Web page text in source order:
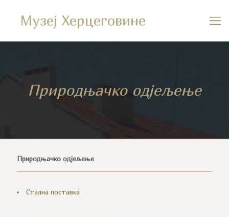
Музеј Херцеговине
Природњачко одјељење
Природњачко одјељење
Стална поставка